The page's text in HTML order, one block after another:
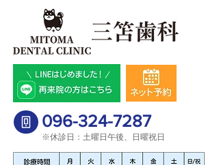
096-324-7287
※休診日：土曜日午後、日曜祝日